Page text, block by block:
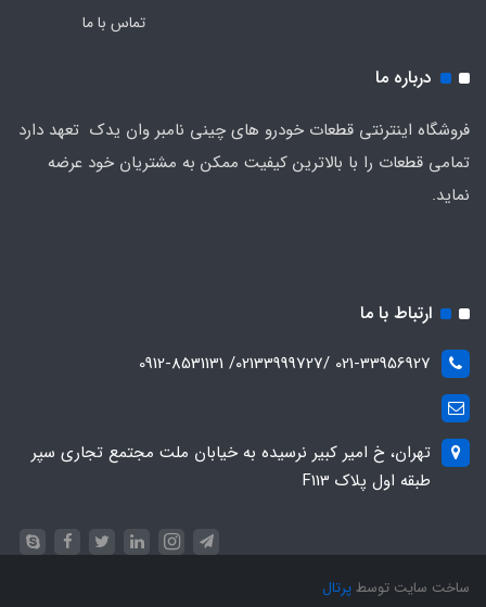
تماس با ما
درباره ما
فروشگاه اینترنتی قطعات خودرو های چینی نامبر وان یدک تعهد دارد
تمامی قطعات را با بالاترین کیفیت ممکن به مشتریان خود عرضه
نماید.
ارتباط با ما
021-33956927 /02133999727/ 0912-8531131
تهران، خ امیر کبیر نرسیده به خیابان ملت مجتمع تجاری سپر
طبقه اول پلاک F113
ساخت سایت توسطپرتال